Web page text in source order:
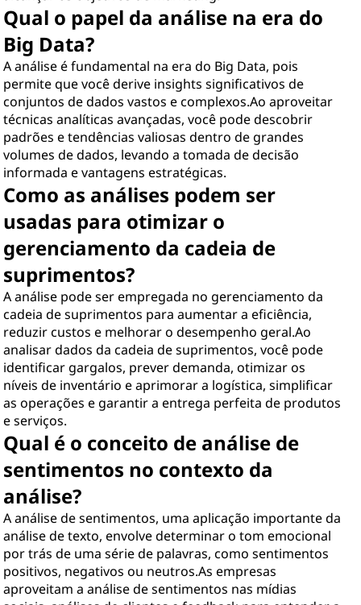
Qual o papel da análise na era do
Big Data?
A análise é fundamental na era do Big Data, pois
permite que você derive insights significativos de
conjuntos de dados vastos e complexos.Ao aproveitar
técnicas analíticas avançadas, você pode descobrir
padrões e tendências valiosas dentro de grandes
volumes de dados, levando a tomada de decisão
informada e vantagens estratégicas.
Como as análises podem ser
usadas para otimizar o
gerenciamento da cadeia de
suprimentos?
A análise pode ser empregada no gerenciamento da
cadeia de suprimentos para aumentar a eficiência,
reduzir custos e melhorar o desempenho geral.Ao
analisar dados da cadeia de suprimentos, você pode
identificar gargalos, prever demanda, otimizar os
níveis de inventário e aprimorar a logística, simplificar
as operações e garantir a entrega perfeita de produtos
e serviços.
Qual é o conceito de análise de
sentimentos no contexto da
análise?
A análise de sentimentos, uma aplicação importante da
análise de texto, envolve determinar o tom emocional
por trás de uma série de palavras, como sentimentos
positivos, negativos ou neutros.As empresas
aproveitam a análise de sentimentos nas mídias